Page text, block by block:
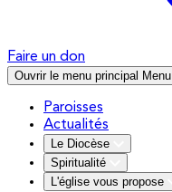
Faire un don
Ouvrir le menu principal Menu
Paroisses
Actualités
Le Diocèse
Spiritualité
L'église vous propose